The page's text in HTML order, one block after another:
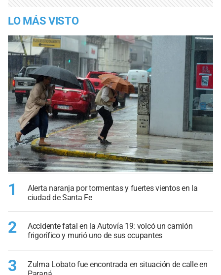
LO MÁS VISTO
1
Alerta naranja por tormentas y fuertes vientos en la
ciudad de Santa Fe
2
Accidente fatal en la Autovía 19: volcó un camión
frigorífico y murió uno de sus ocupantes
3
Zulma Lobato fue encontrada en situación de calle en